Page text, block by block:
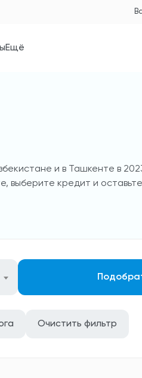
Ещё
и в Ташкенте в
выберите кредит и оставьте
Очистить фильтр